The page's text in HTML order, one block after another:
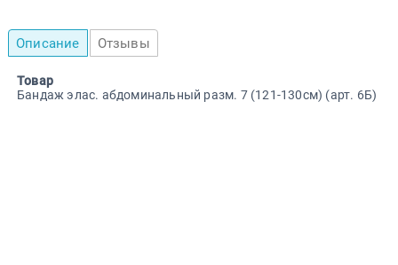
Описание Отзывы
Товар
Бандаж элас. абдоминальный разм. 7 (121-130см) (арт. 6Б)